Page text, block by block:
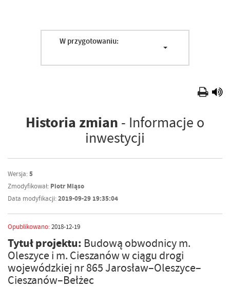
W przygotowaniu:
Historia zmian - Informacje o
inwestycji
Wersja:5
Zmodyfikował: Piotr Miąso
Data modyfikacji:2019-09-29 19:35:04
Opublikowano:2018-12-19
Tytuł projektu: Budową obwodnicy m.
Oleszyce i m. Cieszanów w ciągu drogi
wojewódzkiej nr 865 Jarosław–Oleszyce–
Cieszanów–Bełżec